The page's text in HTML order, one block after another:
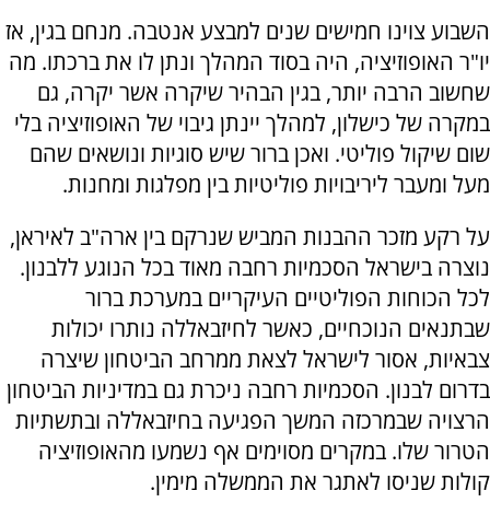
השבוע צוינו חמישים שנים למבצע אנטבה. מנחם בגין, אז
יו"ר האופוזיציה, היה בסוד המהלך ונתן לו את ברכתו. מה
שחשוב הרבה יותר, בגין הבהיר שיקרה אשר יקרה, גם
במקרה של כישלון, למהלך יינתן גיבוי של האופוזיציה בלי
שום שיקול פוליטי. ואכן ברור שיש סוגיות ונושאים שהם
מעל ומעבר ליריבויות פוליטיות בין מפלגות ומחנות.
על רקע מזכר ההבנות המביש שנרקם בין ארה"ב לאיראן,
נוצרה בישראל הסכמיות רחבה מאוד בכל הנוגע ללבנון.
לכל הכוחות הפוליטיים העיקריים במערכת ברור
שבתנאים הנוכחיים, כאשר לחיזבאללה נותרו יכולות
צבאיות, אסור לישראל לצאת ממרחב הביטחון שיצרה
בדרום לבנון. הסכמיות רחבה ניכרת גם במדיניות הביטחון
הרצויה שבמרכזה המשך הפגיעה בחיזבאללה ובתשתיות
הטרור שלו. במקרים מסוימים אף נשמעו מהאופוזיציה
קולות שניסו לאתגר את הממשלה מימין.